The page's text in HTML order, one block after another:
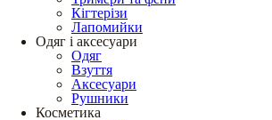
Кігтерізи
Лапомийки
Одяг і аксесуари
Одяг
Взуття
Аксесуари
Рушники
Косметика